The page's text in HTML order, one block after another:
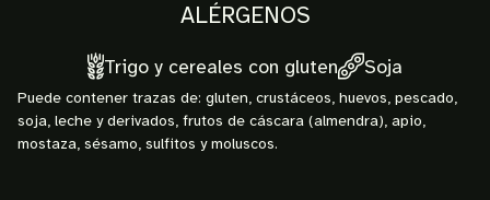
ALÉRGENOS
Trigo y cereales con gluten Soja
Puede contener trazas de: gluten, crustáceos, huevos, pescado,
soja, leche y derivados, frutos de cáscara (almendra), apio,
mostaza, sésamo, sulfitos y moluscos.